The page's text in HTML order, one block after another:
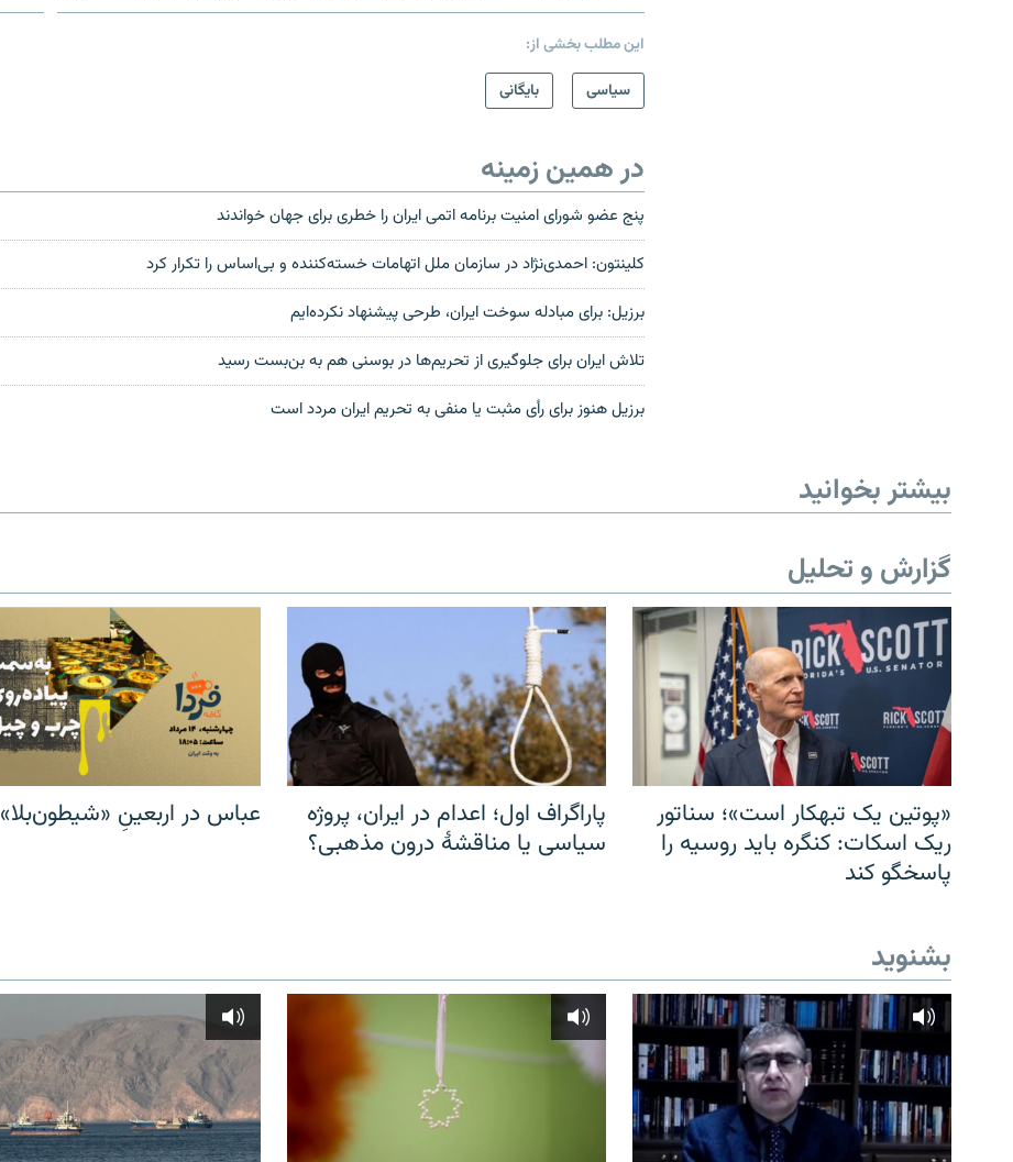
این مطلب بخشی از:
سیاسی
بایگانی
در همین زمینه
پنج عضو شورای امنیت برنامه اتمی ایران را خطری برای جهان خواندند
کلینتون: احمدی‌نژاد در سازمان ملل اتهامات خسته‌کننده و بی‌اساس را تکرار کرد
برزیل: برای مبادله سوخت ایران، طرحی پیشنهاد نکرده‌ایم
تلاش ایران برای جلوگیری از تحریم‌ها در بوسنی هم به بن‌بست رسید
برزیل هنوز برای رأی مثبت یا منفی به تحریم ایران مردد است
بیشتر بخوانید
گزارش و تحلیل
«پوتین یک تبهکار است»؛ سناتور
ریک اسکات: کنگره باید روسیه را
پاسخگو کند
پاراگراف اول؛ اعدام در ایران، پروژه
سیاسی یا مناقشهٔ درون مذهبی؟
عباس در اربعینِ «شیطون‌بلا»
بشنوید